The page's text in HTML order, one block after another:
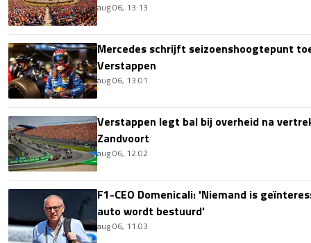
aug 06, 13:13
Mercedes schrijft seizoenshoogtepunt
Verstappen
aug 06, 13:01
Verstappen legt bal bij overheid na
Zandvoort
aug 06, 12:02
F1-CEO Domenicali: 'Niemand is
auto wordt bestuurd'
aug 06, 11:03